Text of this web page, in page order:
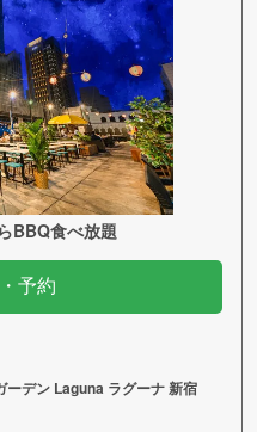
BBQ食べ放題
予約
デン Laguna ラグーナ 新宿